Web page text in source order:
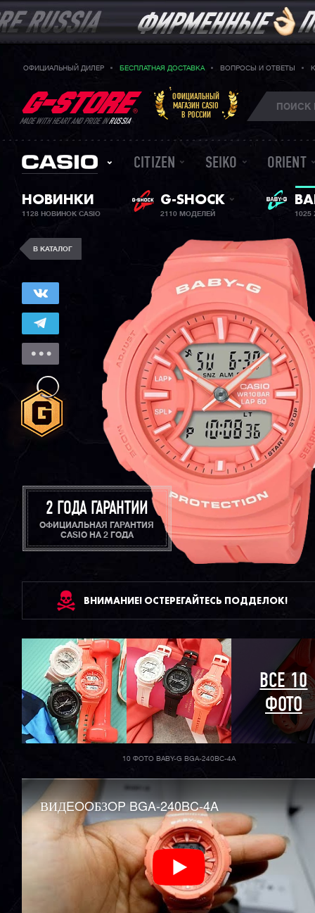
ОФИЦИАЛЬНЫЙ ДИЛЕР БЕСПЛАТНАЯ ДОСТАВКА ВОПРОСЫ И ОТВЕТЫ
MADE WITH HEART AND PRIDE INRUSSIA
ОФИЦИАЛЬНЫЙ
МАГАЗИН CASIO
В РОССИИ
CITIZEN SEIKO ORIENT
НОВИНКИ
1128 НОВИНОК CASIO
G-SHOCK
2110 МОДЕЛЕЙ
В КАТАЛОГ
2 ГОДА ГАРАНТИИ
ОФИЦИАЛЬНАЯ ГАРАНТИЯ
CASIO НА 2 ГОДА
ВНИМАНИЕ! ОСТЕРЕГАЙТЕСЬ ПОДДЕЛОК!
ВСЕ 10
ФОТО
10 ФОТО BABY-G BGA-240BC-4A
ВИДEOOБЗOP BGA-240BC-4A